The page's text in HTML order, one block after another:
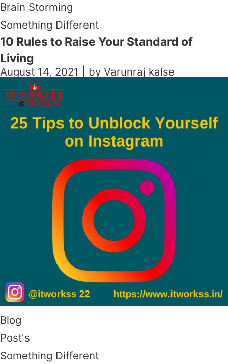
Brain Storming
Something Different
10 Rules to Raise Your Standard of
Living
August 14, 2021 | by Varunraj kalse
Blog
Post's
Something Different